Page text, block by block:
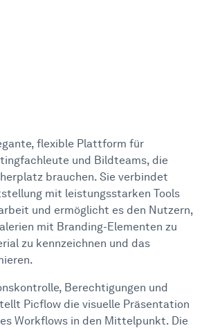
flexible Plattform für
und Bildteams, die
brauchen. Sie verbindet
mit leistungsstarken Tools
und ermöglicht es den Nutzern,
mit Branding-Elementen zu
zu kennzeichnen und das
Berechtigungen und
Picflow die visuelle Präsentation
Workflows in den Mittelpunkt. Die